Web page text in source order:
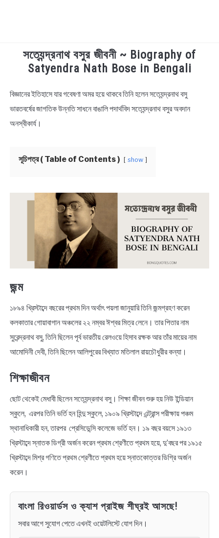
TECHNOLOGY
BIOGRAPHY
BENGALI WISHES
QUOTES & CAPTIONS
BENGALI LYRICS
BENGALI STORIES
সত্যেন্দ্রনাথ বসুর জীবনী ~ Biography of
Satyendra Nath Bose in Bengali
in
Biography
বিজ্ঞানের ইতিহাসে যার গবেষণা অমর হয়ে থাকবে তিনি হলেন সত্যেন্দ্রনাথ বসু
ভারতবর্ষের জাগতিক উন্নতি সাধনে বাঙালি পদার্থবিদ সত্যেন্দ্রনাথ বসুর অবদান
অনস্বীকার্য।
সূচিপত্র ( Table of Contents ) show
জন্ম
১৮৯৪ খ্রিস্টাব্দে বছরের প্রথম দিন অর্থাৎ পয়লা জানুয়ারি তিনি জন্মগ্রহণ করেন
কলকাতার গোয়াবাগান অঞ্চলের ২২ নম্বর ঈশ্বর মিত্র লেনে। তার পিতার নাম
সুরেন্দ্রনাথ বসু, তিনি ছিলেন পূর্ব ভারতীয় রেলওয়ে হিসাব রক্ষক আর তাঁর মায়ের নাম
আমোদিনী দেবী, তিনি ছিলেন আলিপুরের বিখ্যাত মতিলাল রায়চৌধুরীর কন্যা।
শিক্ষাজীবন
ছোট থেকেই মেধাবী ছিলেন সত্যেন্দ্রনাথ বসু। শিক্ষা জীবন শুরু হয় নিউ ইন্ডিয়ান
স্কুলে, এরপর তিনি ভর্তি হন হিন্দু স্কুলে, ১৯০৯ খ্রিস্টাব্দে এন্ট্রান্স পরীক্ষায় পঞ্চম
স্থানাধিকারী হন, তারপর প্রেসিডেন্সি কলেজে ভর্তি হন। ১৯ বছর বয়সে ১৯১৩
খ্রিস্টাব্দে স্নাতক ডিগ্রী অর্জন করেন প্রথম শ্রেণীতে প্রথম হয়ে, দু’বছর পর ১৯১৫
খ্রিস্টাব্দে মিশ্র গণিতে প্রথম শ্রেণীতে প্রথম হয়ে স্নাতকোত্তর ডিগ্রি অর্জন
করেন।
বাংলা রিওয়ার্ডস ও ক্যাশ প্রাইজ শীঘ্রই আসছে!
সবার আগে সুযোগ পেতে এখনই ওয়েটলিস্টে যোগ দিন।